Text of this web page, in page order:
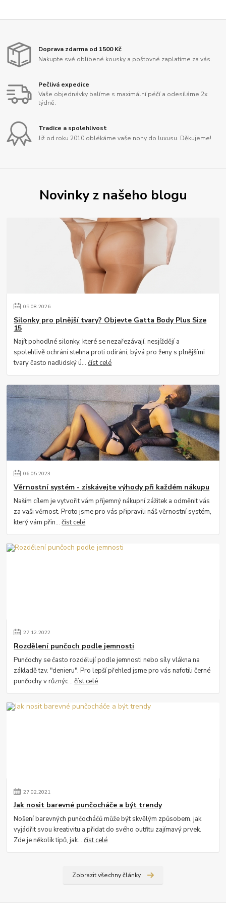
Doprava zdarma od 1500 Kč
Nakupte své oblíbené kousky a poštovné zaplatíme za vás.
Pečlivá expedice
Vaše objednávky balíme s maximální péčí a odesíláme 2x
týdně.
Tradice a spolehlivost
Již od roku 2010 oblékáme vaše nohy do luxusu. Děkujeme!
Novinky z našeho blogu
05.08.2026
Silonky pro plnější tvary? Objevte Gatta Body Plus Size
15
Najít pohodlné silonky, které se nezařezávají, nesjíždějí a
spolehlivě ochrání stehna proti odírání, bývá pro ženy s plnějšími
tvary často nadlidský ú...číst celé
06.05.2023
Věrnostní systém - získávejte výhody při každém nákupu
Naším cílem je vytvořit vám příjemný nákupní zážitek a odměnit vás
za vaši věrnost. Proto jsme pro vás připravili náš věrnostní systém,
který vám přin...číst celé
27.12.2022
Rozdělení punčoch podle jemnosti
Punčochy se často rozdělují podle jemnosti nebo síly vlákna na
základě tzv. "denieru". Pro lepší přehled jsme pro vás nafotili černé
punčochy v různýc...číst celé
27.02.2021
Jak nosit barevné punčocháče a být trendy
Nošení barevných punčocháčů může být skvělým způsobem, jak
vyjádřit svou kreativitu a přidat do svého outfitu zajímavý prvek.
Zde je několik tipů, jak...číst celé
Zobrazit všechny články